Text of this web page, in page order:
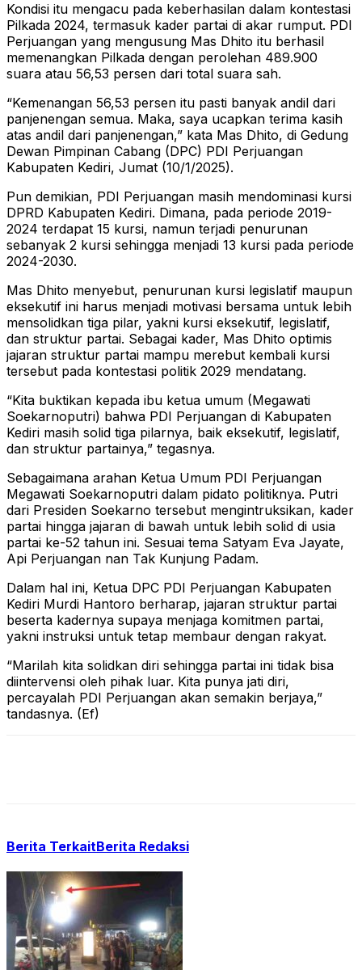
Kondisi itu mengacu pada keberhasilan dalam kontestasi
Pilkada 2024, termasuk kader partai di akar rumput. PDI
Perjuangan yang mengusung Mas Dhito itu berhasil
memenangkan Pilkada dengan perolehan 489.900
suara atau 56,53 persen dari total suara sah.
“Kemenangan 56,53 persen itu pasti banyak andil dari
panjenengan semua. Maka, saya ucapkan terima kasih
atas andil dari panjenengan,” kata Mas Dhito, di Gedung
Dewan Pimpinan Cabang (DPC) PDI Perjuangan
Kabupaten Kediri, Jumat (10/1/2025).
Pun demikian, PDI Perjuangan masih mendominasi kursi
DPRD Kabupaten Kediri. Dimana, pada periode 2019-
2024 terdapat 15 kursi, namun terjadi penurunan
sebanyak 2 kursi sehingga menjadi 13 kursi pada periode
2024-2030.
Mas Dhito menyebut, penurunan kursi legislatif maupun
eksekutif ini harus menjadi motivasi bersama untuk lebih
mensolidkan tiga pilar, yakni kursi eksekutif, legislatif,
dan struktur partai. Sebagai kader, Mas Dhito optimis
jajaran struktur partai mampu merebut kembali kursi
tersebut pada kontestasi politik 2029 mendatang.
“Kita buktikan kepada ibu ketua umum (Megawati
Soekarnoputri) bahwa PDI Perjuangan di Kabupaten
Kediri masih solid tiga pilarnya, baik eksekutif, legislatif,
dan struktur partainya,” tegasnya.
Sebagaimana arahan Ketua Umum PDI Perjuangan
Megawati Soekarnoputri dalam pidato politiknya. Putri
dari Presiden Soekarno tersebut mengintruksikan, kader
partai hingga jajaran di bawah untuk lebih solid di usia
partai ke-52 tahun ini. Sesuai tema Satyam Eva Jayate,
Api Perjuangan nan Tak Kunjung Padam.
Dalam hal ini, Ketua DPC PDI Perjuangan Kabupaten
Kediri Murdi Hantoro berharap, jajaran struktur partai
beserta kadernya supaya menjaga komitmen partai,
yakni instruksi untuk tetap membaur dengan rakyat.
“Marilah kita solidkan diri sehingga partai ini tidak bisa
diintervensi oleh pihak luar. Kita punya jati diri,
percayalah PDI Perjuangan akan semakin berjaya,”
tandasnya. (Ef)
Berita TerkaitBerita Redaksi